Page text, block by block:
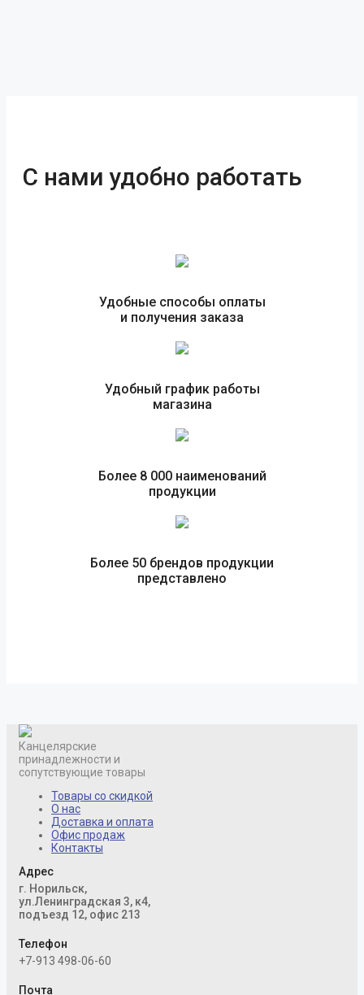
С нами удобно работать
Удобные способы оплаты
и получения заказа
Удобный график работы
магазина
Более 8 000 наименований
продукции
Более 50 брендов продукции
представлено
Канцелярские
принадлежности и
сопутствующие товары
Товары со скидкой
О нас
Доставка и оплата
Офис продаж
Контакты
Адрес
г. Норильск,
ул.Ленинградская 3, к4,
подъезд 12, офис 213
Телефон
+7-913 498-06-60
Почта